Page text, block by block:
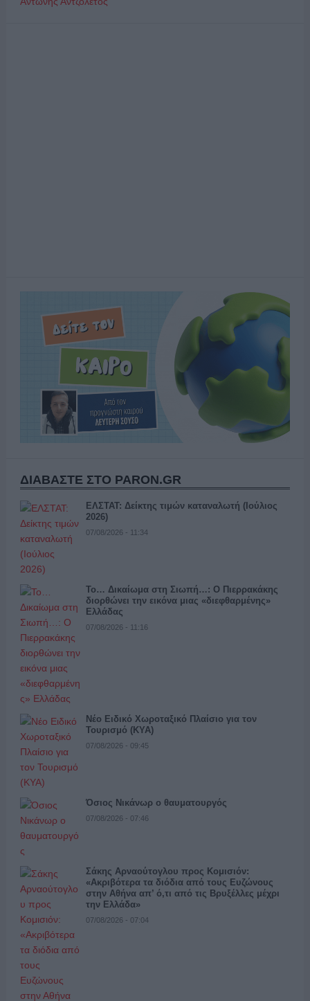
ΔΙΑΒΑΣΤΕ ΣΤΟ PARON.GR
ΕΛΣΤΑΤ: Δείκτης τιμών καταναλωτή (Ιούλιος
2026)
07/08/2026 - 11:34
Το… Δικαίωμα στη Σιωπή…: Ο Πιερρακάκης
διορθώνει την εικόνα μιας «διεφθαρμένης»
Ελλάδας
07/08/2026 - 11:16
Νέο Ειδικό Χωροταξικό Πλαίσιο για τον
Τουρισμό (ΚΥΑ)
07/08/2026 - 09:45
Όσιος Νικάνωρ ο θαυματουργός
07/08/2026 - 07:46
Σάκης Αρναούτογλου προς Κομισιόν:
«Ακριβότερα τα διόδια από τους Ευζώνους
στην Αθήνα απ’ ό,τι από τις Βρυξέλλες μέχρι
την Ελλάδα»
07/08/2026 - 07:04